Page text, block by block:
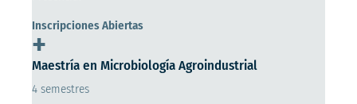
Inscripciones Abiertas
+
Maestría en Microbiología Agroindustrial
4 semestres